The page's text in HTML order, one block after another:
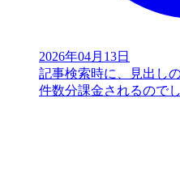
2026年04月13日
記事検索時に、見出し
件数分課金されるので